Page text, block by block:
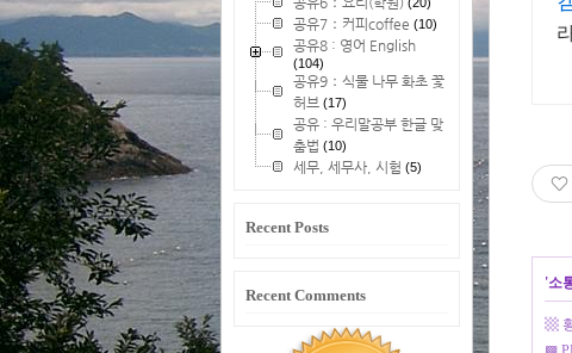
공유7：커피coffee (10)
공유8 : 영어 English
(104)
공유9：식물 나무 화초 꽃
허브 (17)
공유 : 우리말공부 한글 맞
춤법 (10)
세무, 세무사, 시험 (5)
Recent Posts
Recent Comments
'소
▩